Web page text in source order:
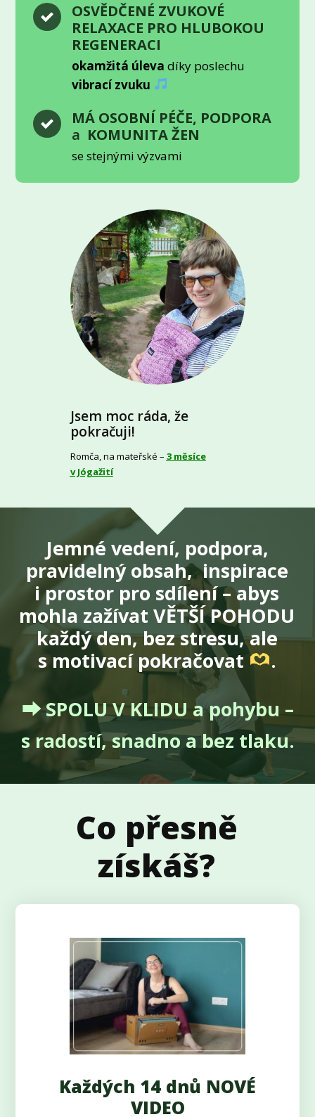
OSVĚDČENÉ ZVUKOVÉ
RELAXACE PRO HLUBOKOU
REGENERACI
okamžitá úleva díky poslechu
vibrací zvuku
MÁ OSOBNÍ PÉČE, PODPORA
a KOMUNITA ŽEN
se stejnými výzvami
Jsem moc ráda, že
pokračuji!
Romča, na mateřské – 3 měsíce
v Jógažití
Jemné vedení, podpora,
pravidelný obsah, inspirace
i prostor pro sdílení – abys
mohla zažívat VĚTŠÍ POHODU
každý den, bez stresu, ale
s motivací pokračovat
.
⮕ SPOLU V KLIDU a pohybu –
s radostí, snadno a bez tlaku.
Co přesně
získáš?
Každých 14 dnů NOVÉ
VIDEO